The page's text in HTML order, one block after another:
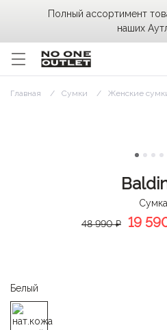
Главная Сумки Женские
Сумка
48 990 ₽
19
Белый
Полный ассортимент
наших